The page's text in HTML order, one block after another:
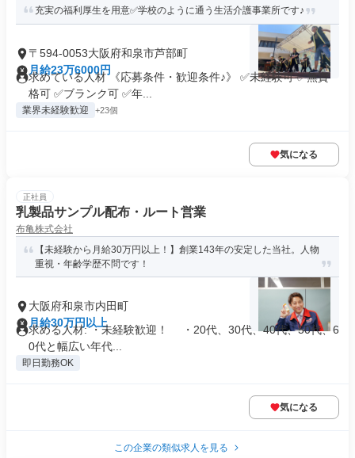
充実の福利厚生を用意✅学校のように通う生活介護事業所です♪
〒594-0053大阪府和泉市芦部町
月給23万6000円
求めている人材 《応募条件・歓迎条件♪》 ✅未経験可 ✅無資
格可 ✅ブランク可 ✅年...
業界未経験歓迎 +23個
気になる
正社員
乳製品サンプル配布・ルート営業
布亀株式会社
【未経験から月給30万円以上！】創業143年の安定した当社。人物
重視・年齢学歴不問です！
大阪府和泉市内田町
月給30万円以上
求める人材: ・未経験歓迎！ ・20代、30代、40代、50代、6
0代と幅広い年代...
即日勤務OK
気になる
この企業の類似求人を見る